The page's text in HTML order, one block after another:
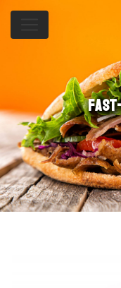
Panneau de gestion